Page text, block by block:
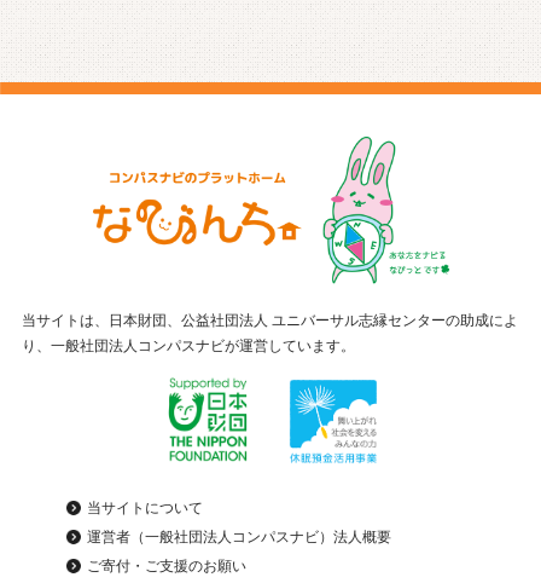
当サイトは、日本財団、公益社団法人 ユニバーサル志縁センターの助成によ
り、一般社団法人コンパスナビが運営しています。
当サイトについて
運営者（一般社団法人コンパスナビ）法人概要
ご寄付・ご支援のお願い